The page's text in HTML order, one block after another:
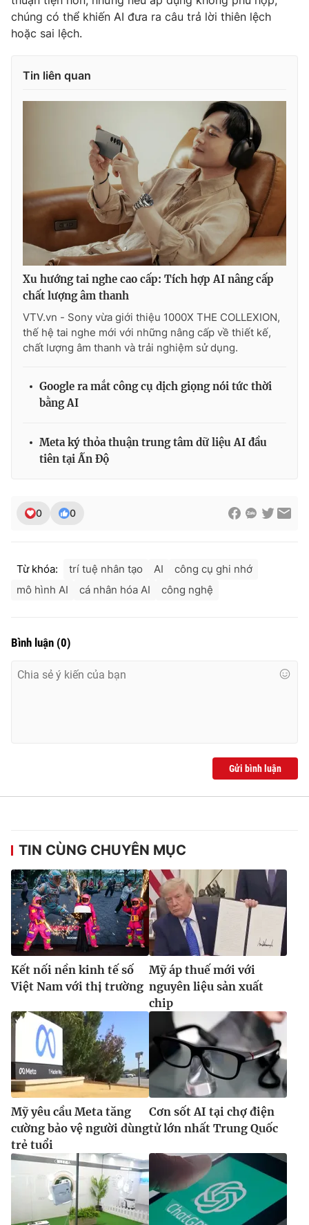
Ðiện thoại Thời báo VTV: 024.66 897 897
Email:toasoan@vtv.vn
® Cấm sao chép dưới mọi hình thức nếu không có sự chấp
thuận bằng văn bản. Ghi rõ nguồn VTV.vn khi phát hành lại
thông tin từ website này.
chúng có thể khiến AI đưa ra câu trả lời thiên lệch
hoặc sai lệch.
Tin liên quan
Xu hướng tai nghe cao cấp: Tích hợp AI nâng cấp
chất lượng âm thanh
VTV.vn - Sony vừa giới thiệu 1000X THE COLLEXION,
thế hệ tai nghe mới với những nâng cấp về thiết kế,
chất lượng âm thanh và trải nghiệm sử dụng.
Google ra mắt công cụ dịch giọng nói tức thời
bằng AI
Meta ký thỏa thuận trung tâm dữ liệu AI đầu
tiên tại Ấn Độ
0 0
Từ khóa: trí tuệ nhân tạo AI
công cụ ghi nhớ
mô hình AI
cá nhân hóa AI công nghệ
Bình luận (0)
Gửi bình luận
TIN CÙNG CHUYÊN MỤC
Kết nối nền kinh tế số
Việt Nam với thị trường
Mỹ áp thuế mới với
nguyên liệu sản xuất
chip
Mỹ yêu cầu Meta tăng
cường bảo vệ người dùng
trẻ tuổi
Cơn sốt AI tại chợ điện
tử lớn nhất Trung Quốc